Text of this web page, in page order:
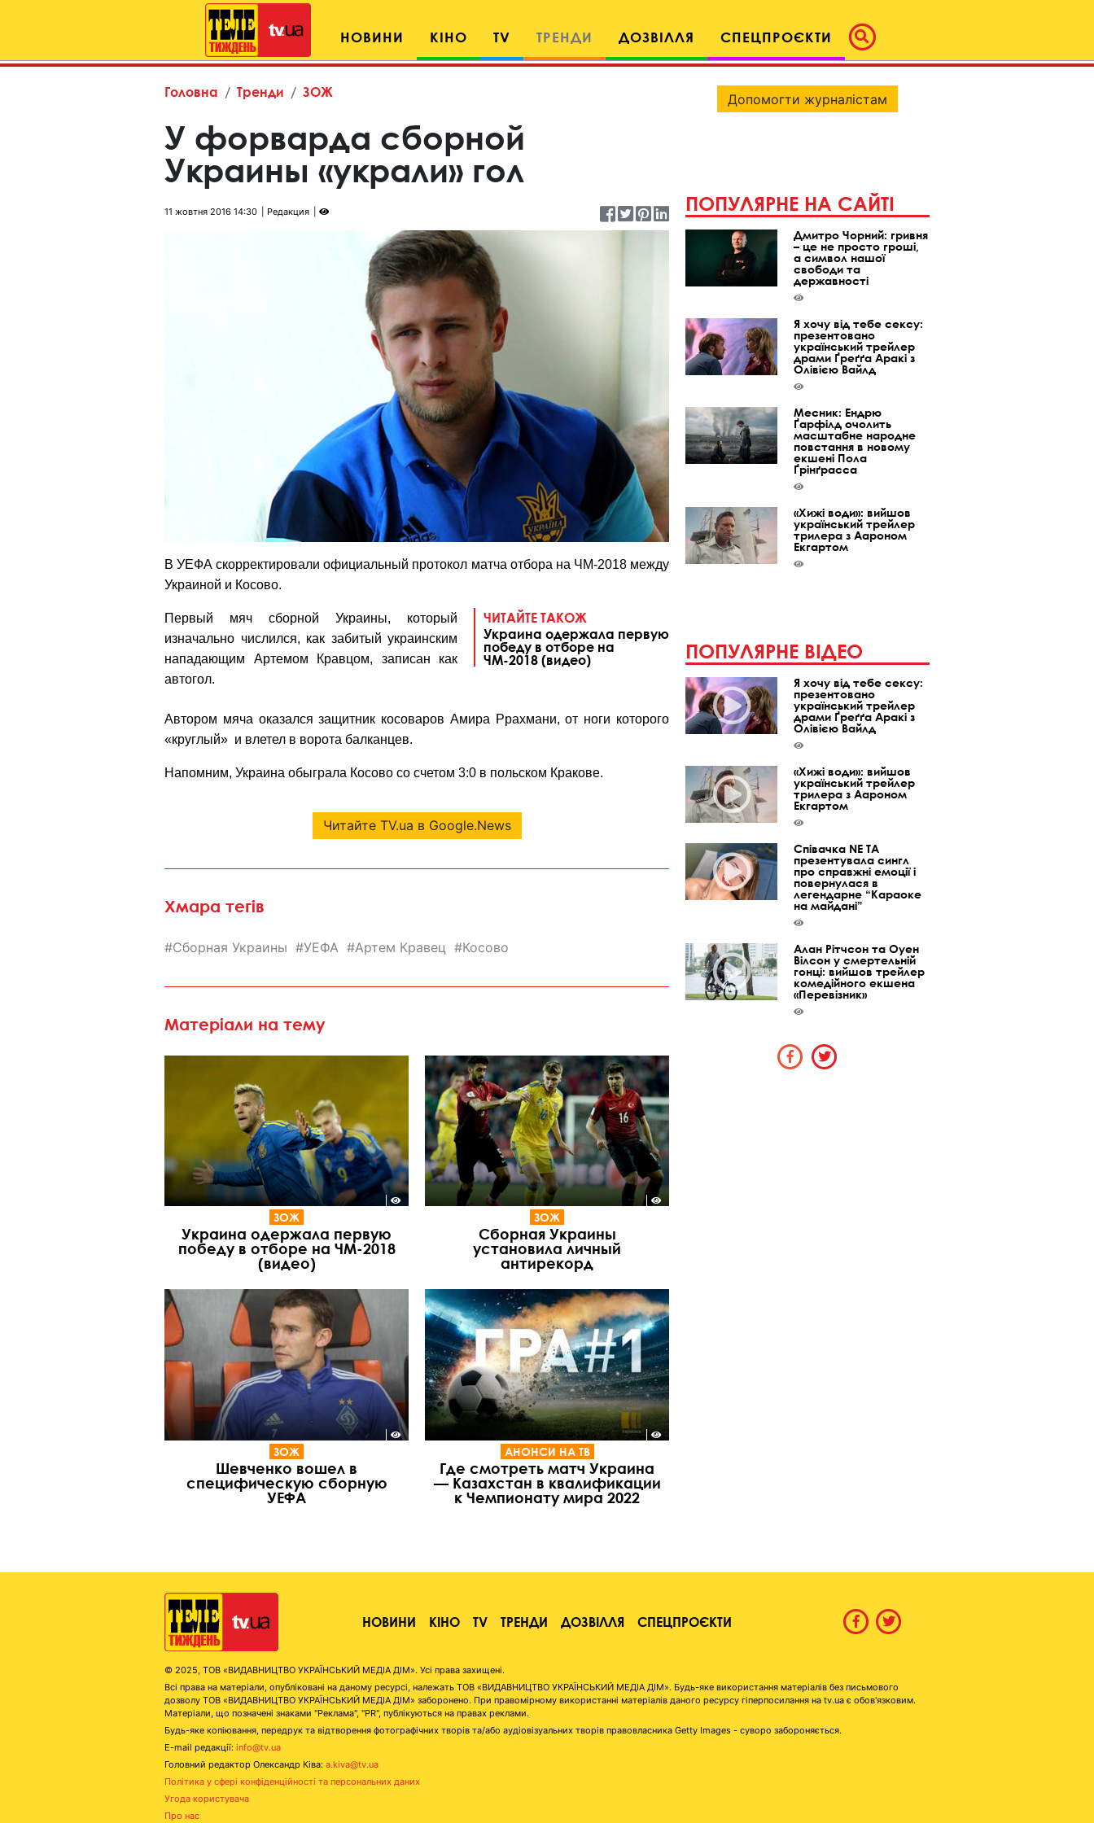
НОВИНИ КІНО TV ТРЕНДИ ДОЗВІЛЛЯ СПЕЦПРОЄКТИ
Головна Тренди ЗОЖ
У форварда сборной
Украины «украли» гол
11 жовтня 2016 14:30 Редакция
В УЕФА скорректировали официальный протокол матча отбора на ЧМ-2018 между
Украиной и Косово.
ЧИТАЙТЕ ТАКОЖ
Украина одержала первую
победу в отборе на
ЧМ-2018 (видео)
Первый мяч сборной Украины, который
изначально числился, как забитый украинским
нападающим Артемом Кравцом, записан как
автогол.
Автором мяча оказался защитник косоваров Амира Ррахмани, от ноги которого
«круглый» и влетел в ворота балканцев.
Напомним, Украина обыграла Косово со счетом 3:0 в польском Кракове.
Читайте TV.ua в Google.News
Хмара тегів
Сборная Украины УЕФА Артем Кравец Косово
Матеріали на тему
ЗОЖ
Украина одержала первую
победу в отборе на ЧМ-2018
(видео)
ЗОЖ
Сборная Украины
установила личный
антирекорд
ЗОЖ
Шевченко вошел в
специфическую сборную
УЕФА
АНОНСИ НА ТВ
Где смотреть матч Украина
— Казахстан в квалификации
к Чемпионату мира 2022
Допомогти журналістам
ПОПУЛЯРНЕ НА САЙТІ
Дмитро Чорний: гривня
– це не просто гроші,
а символ нашої
свободи та
державності
Я хочу від тебе сексу:
презентовано
український трейлер
драми Ґреґґа Аракі з
Олівією Вайлд
Месник: Ендрю
Ґарфілд очолить
масштабне народне
повстання в новому
екшені Пола
Ґрінґрасса
«Хижі води»: вийшов
український трейлер
трилера з Аароном
Екгартом
ПОПУЛЯРНЕ ВІДЕО
Я хочу від тебе сексу:
презентовано
український трейлер
драми Ґреґґа Аракі з
Олівією Вайлд
«Хижі води»: вийшов
український трейлер
трилера з Аароном
Екгартом
Співачка NE TA
презентувала сингл
про справжні емоції і
повернулася в
легендарне “Караоке
на майдані”
Алан Рітчсон та Оуен
Вілсон у смертельній
гонці: вийшов трейлер
комедійного екшена
«Перевізник»
НОВИНИ КІНО TV ТРЕНДИ ДОЗВІЛЛЯ СПЕЦПРОЄКТИ
© 2025, ТОВ «ВИДАВНИЦТВО УКРАЇНСЬКИЙ МЕДІА ДІМ». Усі права захищені.
Всі права на матеріали, опубліковані на даному ресурсі, належать ТОВ «ВИДАВНИЦТВО УКРАЇНСЬКИЙ МЕДІА ДІМ». Будь-яке використання матеріалів без письмового
дозволу ТОВ «ВИДАВНИЦТВО УКРАЇНСЬКИЙ МЕДІА ДІМ» заборонено. При правомірному використанні матеріалів даного ресурсу гіперпосилання на tv.ua є обов'язковим.
Матеріали, що позначені знаками "Реклама", "PR", публікуються на правах реклами.
Будь-яке копіювання, передрук та відтворення фотографічних творів та/або аудіовізуальних творів правовласника Getty Images - суворо забороняється.
E-mail редакції: info@tv.ua
Головний редактор Олександр Ківа: a.kiva@tv.ua
Політика у сфері конфіденційності та персональних даних
Угода користувача
Про нас